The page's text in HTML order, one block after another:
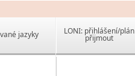
jazyky LONI: přihlášení/plán
přijmout